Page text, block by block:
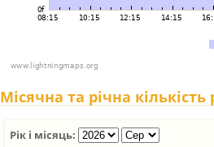
Місячна та річна кількість
Рік і місяць: